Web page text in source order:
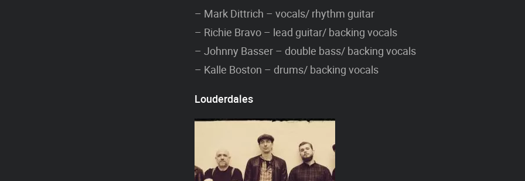
– Mark Dittrich – vocals/ rhythm guitar
– Richie Bravo – lead guitar/ backing vocals
– Johnny Basser – double bass/ backing vocals
– Kalle Boston – drums/ backing vocals
Louderdales